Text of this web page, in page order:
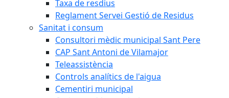
Taxa de resdius
Reglament Servei Gestió de Residus
Sanitat i consum
Consultori mèdic municipal Sant Pere
CAP Sant Antoni de Vilamajor
Teleassistència
Controls analítics de l'aigua
Cementiri municipal